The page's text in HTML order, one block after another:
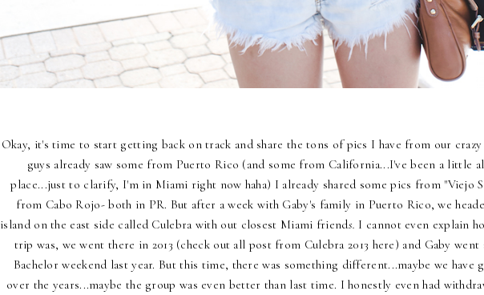
Okay, it's time to start getting back on track and share the tons of pics I have from our
guys already saw some from Puerto Rico (and some from California...I've been a little
place...just to clarify, I'm in Miami right now haha) I already shared some pics from "Viejo
from Cabo Rojo- both in PR. But after a week with Gaby's family in Puerto Rico, we
island on the east side called Culebra with out closest Miami friends. I cannot even explain
trip was, we went there in 2013 (check out all post from Culebra 2013 here) and Gaby went
Bachelor weekend last year. But this time, there was something different...maybe we have
over the years...maybe the group was even better than last time. I honestly even had